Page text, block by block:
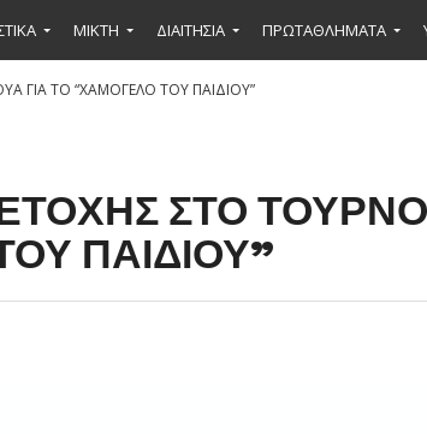
ΜΙΚΤΉ ΔΙΑΙΤΗΣΙΑ ΠΡΩΤΑΘΛΗΜΑΤΑ
ΓΙΑ ΤΟ “ΧΑΜΟΓΕΛΟ ΤΟΥ ΠΑΙΔΙΟΥ”
ΣΤΟ
ΠΑΙΔΙΟΥ”